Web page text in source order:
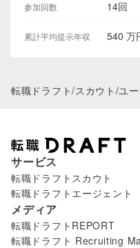
参加回数 14回
累計平均提示年収 540 万
転職ドラフト/スカウト /ユ
サービス
転職ドラフトスカウト
転職ドラフトエージェント
メディア
転職ドラフトREPORT
転職ドラフト Recruiting